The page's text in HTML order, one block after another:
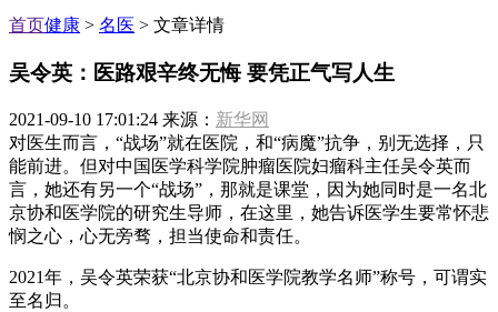
首页健康 > 名医 > 文章详情
吴令英：医路艰辛终无悔 要凭正气写人生
2021-09-10 17:01:24 来源： 新华网
对医生而言，“战场”就在医院，和“病魔”抗争，别无选择，只
能前进。但对中国医学科学院肿瘤医院妇瘤科主任吴令英而
言，她还有另一个“战场”，那就是课堂，因为她同时是一名北
京协和医学院的研究生导师，在这里，她告诉医学生要常怀悲
悯之心，心无旁骛，担当使命和责任。
2021年，吴令英荣获“北京协和医学院教学名师”称号，可谓实
至名归。